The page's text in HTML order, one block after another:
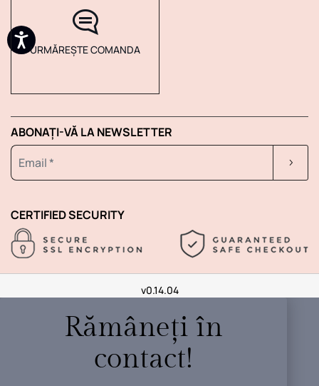
URMĂREȘTE COMANDA
ABONAȚI-VĂ LA NEWSLETTER
CERTIFIED SECURITY
v0.14.04
Rămâneți în
contact!